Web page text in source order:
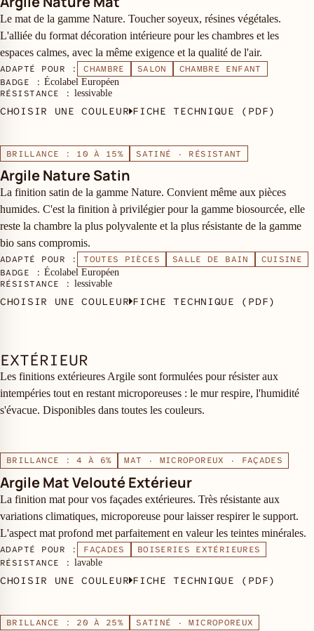
Le mat de la gamme Nature. Toucher soyeux, résines végétales.
L'alliée du format décoration intérieure pour les chambres et les
espaces calmes, avec la même exigence et la qualité de l'air.
ADAPTÉ POUR : CHAMBRE SALON
CHAMBRE ENFANT
BADGE : Écolabel Européen
RÉSISTANCE : lessivable
CHOISIR UNE COULEUR FICHE TECHNIQUE (PDF)
BRILLANCE : 10 À 15% SATINÉ · RÉSISTANT
Argile Nature Satin
La finition satin de la gamme Nature. Convient même aux pièces
humides. C'est la finition à privilégier pour la gamme biosourcée, elle
reste la chambre la plus polyvalente et la plus résistante de la gamme
bio sans compromis.
ADAPTÉ POUR : TOUTES PIÈCES SALLE DE BAIN
CUISINE
BADGE : Écolabel Européen
RÉSISTANCE : lessivable
CHOISIR UNE COULEUR FICHE TECHNIQUE (PDF)
EXTÉRIEUR
Les finitions extérieures Argile sont formulées pour résister aux
intempéries tout en restant microporeuses : le mur respire, l'humidité
s'évacue. Disponibles dans toutes les couleurs.
BRILLANCE : 4 À 6% MAT · MICROPOREUX · FAÇADES
Argile Mat Velouté Extérieur
La finition mat pour vos façades extérieures. Très résistante aux
variations climatiques, microporeuse pour laisser respirer le support.
L'aspect mat profond met parfaitement en valeur les teintes minérales.
ADAPTÉ POUR : FAÇADES
BOISERIES EXTÉRIEURES
RÉSISTANCE : lavable
CHOISIR UNE COULEUR FICHE TECHNIQUE (PDF)
BRILLANCE : 20 À 25% SATINÉ · MICROPOREUX